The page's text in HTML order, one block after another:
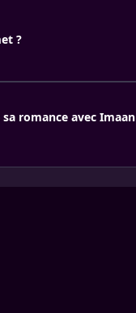
?
romance avec Imaan